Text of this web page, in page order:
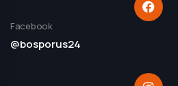
Facebook
@bosporus24